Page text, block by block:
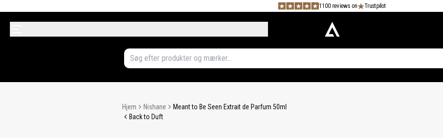
1100 reviews on Trustpilot
Hjem Nishane
Meant to Be Seen Extrait de Parfum 50ml
Back to Duft